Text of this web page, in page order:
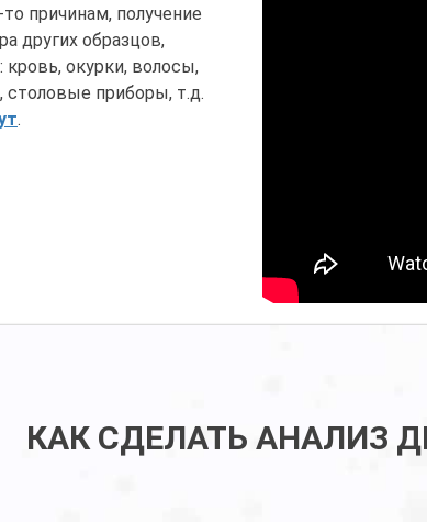
причинам, получение
других образцов,
окурки, волосы,
столовые приборы, т.д.
.
КАК СДЕЛАТЬ АНАЛИЗ